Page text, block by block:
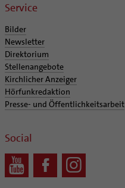
Service
Bilder
Newsletter
Direktorium
Stellenangebote
Kirchlicher Anzeiger
Hörfunkredaktion
Presse- und Öffentlichkeitsarbeit
Social